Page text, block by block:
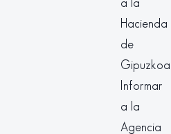
a la
Hacienda
de
Informar
a la
Agencia